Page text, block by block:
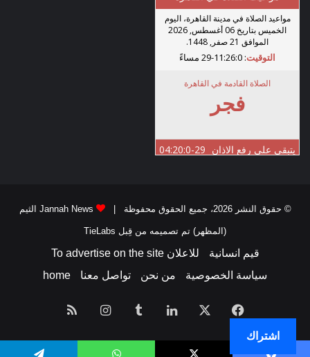
© حقوق النشر 2026، جميع الحقوق محفوظة | Jannah News الثيم
(المظهر) تم تصميمه من قِبل TieLabs
قيم انسانية
للاعلان To advertise on the site
سياسة الخصوصية
من نحن تواصل معنا home
فيسبوك لينكدإن انستقرام
الموقع
اشتراك